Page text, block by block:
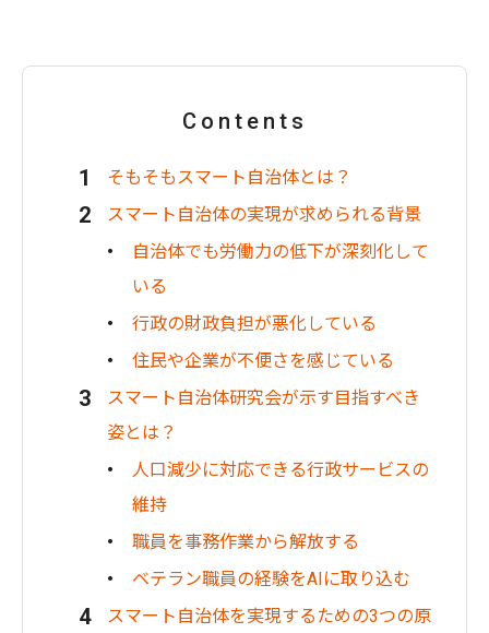
Contents
そもそもスマート自治体とは？
スマート自治体の実現が求められる背景
自治体でも労働力の低下が深刻化して
いる
行政の財政負担が悪化している
住民や企業が不便さを感じている
スマート自治体研究会が示す目指すべき
姿とは？
人口減少に対応できる行政サービスの
維持
職員を事務作業から解放する
ベテラン職員の経験をAIに取り込む
スマート自治体を実現するための3つの原